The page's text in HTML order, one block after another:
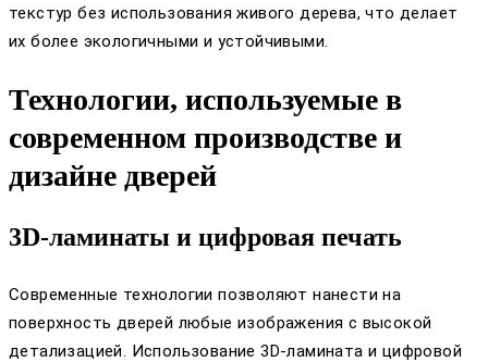
текстур без использования живого дерева, что делает
их более экологичными и устойчивыми.
Технологии, используемые в
современном производстве и
дизайне дверей
3D-ламинаты и цифровая печать
Современные технологии позволяют нанести на
поверхность дверей любые изображения с высокой
детализацией. Использование 3D-ламината и цифровой